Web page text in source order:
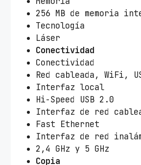
256 MB de memoria
Tecnología
Láser
Conectividad
Conectividad
Red cableada, WiFi,
Interfaz local
Hi-Speed USB 2.0
Interfaz de red
Fast Ethernet
Interfaz de red
2,4 GHz y 5 GHz
Copia